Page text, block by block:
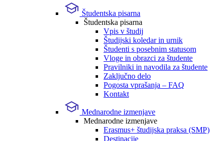
Študentska pisarna
Študentska pisarna
Vpis v študij
Študijski koledar in urnik
Študenti s posebnim statusom
Vloge in obrazci za študente
Pravilniki in navodila za študente
Zaključno delo
Pogosta vprašanja – FAQ
Kontakt
Mednarodne izmenjave
Mednarodne izmenjave
Erasmus+ študijska praksa (SMP)
Destinacije